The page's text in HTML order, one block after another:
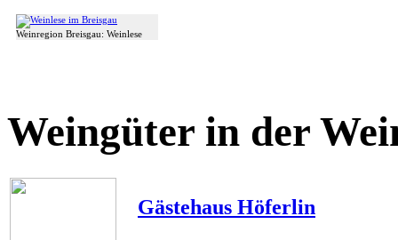
Weinregion Breisgau: Weinlese
Weingüter in der
Gästehaus Höferlin